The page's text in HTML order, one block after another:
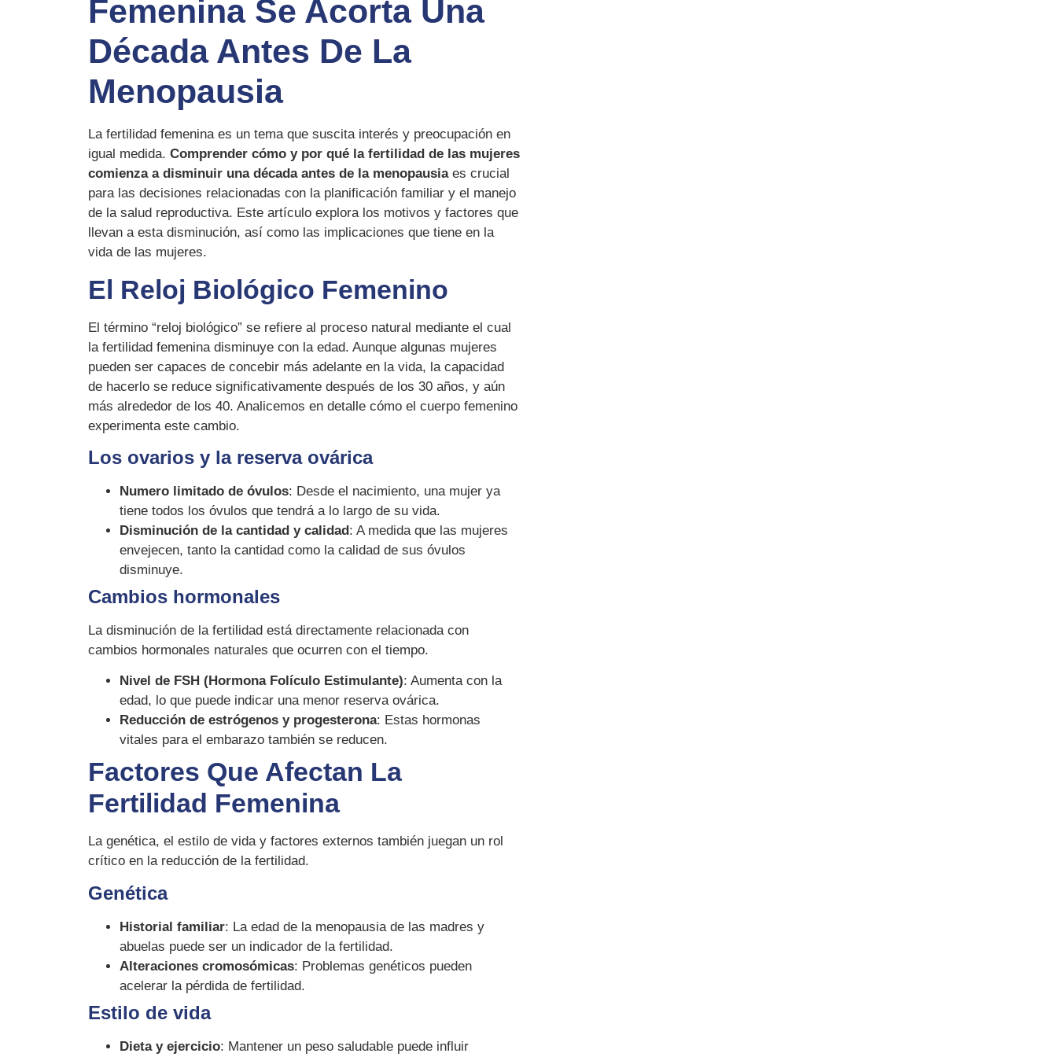
Femenina Se Acorta Una
Década Antes De La
Menopausia
La fertilidad femenina es un tema que suscita interés y preocupación en
igual medida. Comprender cómo y por qué la fertilidad de las mujeres
comienza a disminuir una década antes de la menopausiaes crucial
para las decisiones relacionadas con la planificación familiar y el manejo
de la salud reproductiva. Este artículo explora los motivos y factores que
llevan a esta disminución, así como las implicaciones que tiene en la
vida de las mujeres.
El Reloj Biológico Femenino
El término “reloj biológico” se refiere al proceso natural mediante el cual
la fertilidad femenina disminuye con la edad. Aunque algunas mujeres
pueden ser capaces de concebir más adelante en la vida, la capacidad
de hacerlo se reduce significativamente después de los 30 años, y aún
más alrededor de los 40. Analicemos en detalle cómo el cuerpo femenino
experimenta este cambio.
Los ovarios y la reserva ovárica
Numero limitado de óvulos: Desde el nacimiento, una mujer ya
tiene todos los óvulos que tendrá a lo largo de su vida.
Disminución de la cantidad y calidad: A medida que las mujeres
envejecen, tanto la cantidad como la calidad de sus óvulos
disminuye.
Cambios hormonales
La disminución de la fertilidad está directamente relacionada con
cambios hormonales naturales que ocurren con el tiempo.
Nivel de FSH (Hormona Folículo Estimulante): Aumenta con la
edad, lo que puede indicar una menor reserva ovárica.
Reducción de estrógenos y progesterona: Estas hormonas
vitales para el embarazo también se reducen.
Factores Que Afectan La
Fertilidad Femenina
La genética, el estilo de vida y factores externos también juegan un rol
crítico en la reducción de la fertilidad.
Genética
Historial familiar: La edad de la menopausia de las madres y
abuelas puede ser un indicador de la fertilidad.
Alteraciones cromosómicas: Problemas genéticos pueden
acelerar la pérdida de fertilidad.
Estilo de vida
Dieta y ejercicio: Mantener un peso saludable puede influir